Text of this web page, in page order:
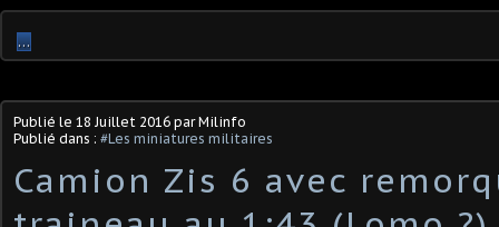
…
Publié le 18 Juillet 2016 par Milinfo
Publié dans : #Les miniatures militaires
Camion Zis 6 avec